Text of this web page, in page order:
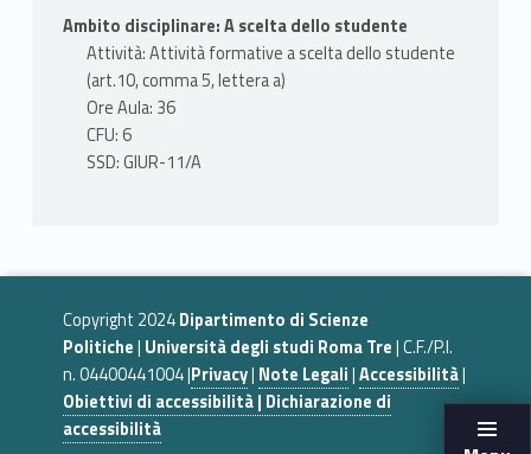
Ambito disciplinare: A scelta dello studente
Attività: Attività formative a scelta dello studente
(art.10, comma 5, lettera a)
Ore Aula: 36
CFU: 6
SSD: GIUR-11/A
Copyright 2024Dipartimento di Scienze
Politiche| Università degli studi Roma Tre| C.F./P.I.
n. 04400441004 |Privacy| Note Legali|Accessibilità|
Obiettivi di accessibilità | Dichiarazione di
accessibilità